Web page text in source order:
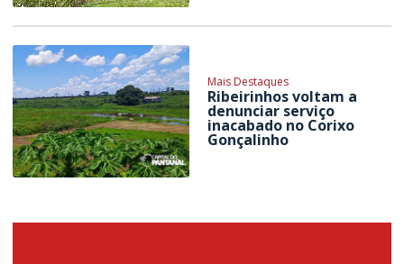
Mais Destaques
Ribeirinhos voltam a
denunciar serviço
inacabado no Corixo
Gonçalinho